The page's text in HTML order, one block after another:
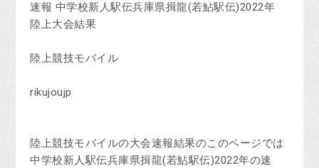
速報 中学校新人駅伝兵庫県揖龍(若鮎駅伝)2022年
陸上大会結果
陸上競技モバイル
rikujoujp
陸上競技モバイルの大会速報結果のこのページでは
中学校新人駅伝兵庫県揖龍(若鮎駅伝)2022年の速